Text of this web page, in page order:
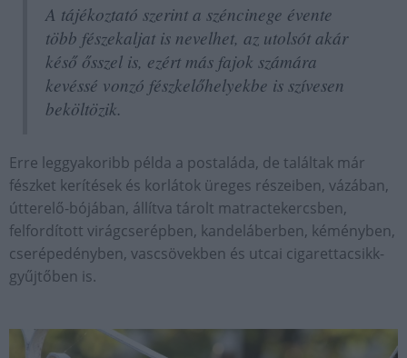
A tájékoztató szerint a széncinege évente
több fészekaljat is nevelhet, az utolsót akár
késő ősszel is, ezért más fajok számára
kevéssé vonzó fészkelőhelyekbe is szívesen
beköltözik.
Erre leggyakoribb példa a postaláda, de találtak már
fészket kerítések és korlátok üreges részeiben, vázában,
útterelő-bójában, állítva tárolt matractekercsben,
felfordított virágcserépben, kandeláberben, kéményben,
cserépedényben, vascsövekben és utcai cigarettacsikk-
gyűjtőben is.